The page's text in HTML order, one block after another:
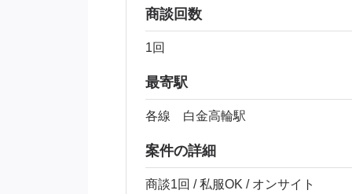
商談回数
1回
最寄駅
各線 白金高輪駅
案件の詳細
商談1回 / 私服OK / オンサイト